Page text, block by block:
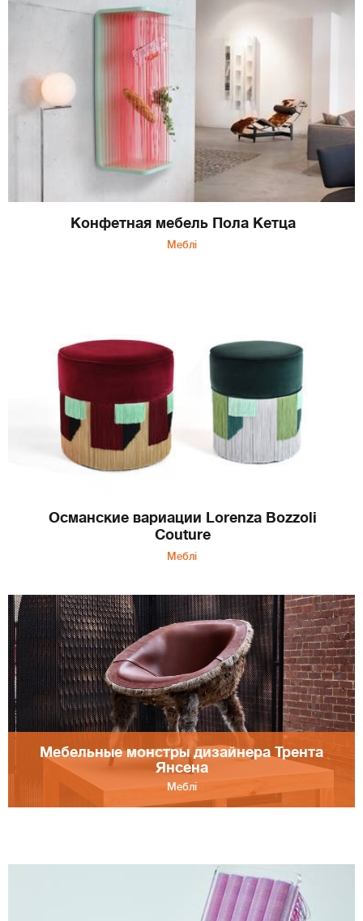
Конфетная мебель Пола Кетца
Меблі
Османские вариации Lorenza Bоzzoli
Couture
Меблі
Мебельные монстры дизайнера Трента
Янсена
Меблі